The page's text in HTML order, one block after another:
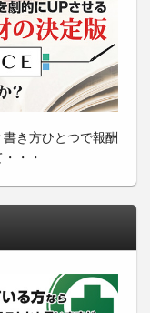
き方ひとつで報酬
・・